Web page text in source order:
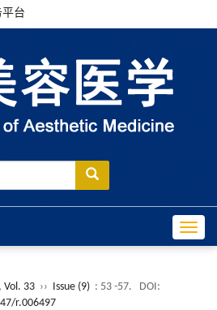
台
Vol. 33 ›› Issue (9) : 53 -57.
DOI:
r.006497